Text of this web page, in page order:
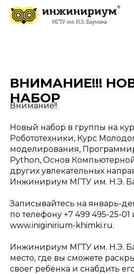
ВНИМАНИЕ!!!
НАБОР
Внимание!!
Новый набор в группы на
Робототехники, Курс
моделирования,
Python, Основ
других увлекательных
Инжинириум МГТУ им. Н.Э.
Записывайтесь на январь-
по телефону +7 499 495-25-01
www.iniginirium-khimki.ru.
Инжинириум МГТУ им. Н.Э.
место, где вы сможете
своег ребёнка и снабдить